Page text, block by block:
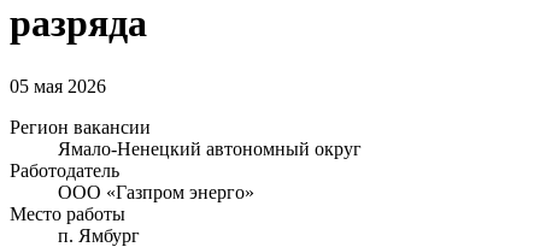
разряда
05 мая 2026
Регион вакансии
Ямало-Ненецкий автономный округ
Работодатель
ООО «Газпром энерго»
Место работы
п. Ямбург